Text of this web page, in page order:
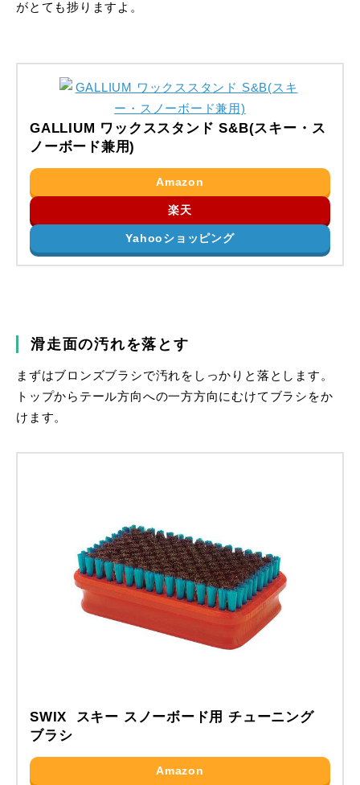
がとても捗りますよ。
GALLIUM ワックススタンド S&B(スキー・ス
ノーボード兼用)
Amazon
楽天
Yahooショッピング
滑走面の汚れを落とす
まずはブロンズブラシで汚れをしっかりと落とします。
トップからテール方向への一方方向にむけてブラシをか
けます。
SWIX スキー スノーボード用 チューニング
ブラシ
Amazon